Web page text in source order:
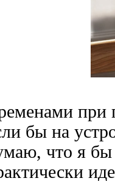
при
бы на
что я